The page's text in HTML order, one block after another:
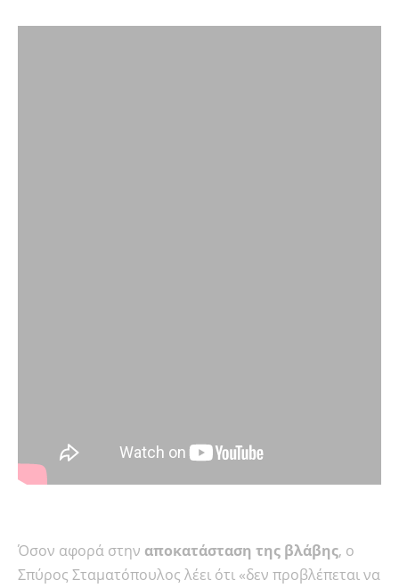
Όσον αφορά στην αποκατάσταση της βλάβης, ο
Σπύρος Σταματόπουλος λέει ότι «δεν προβλέπεται να